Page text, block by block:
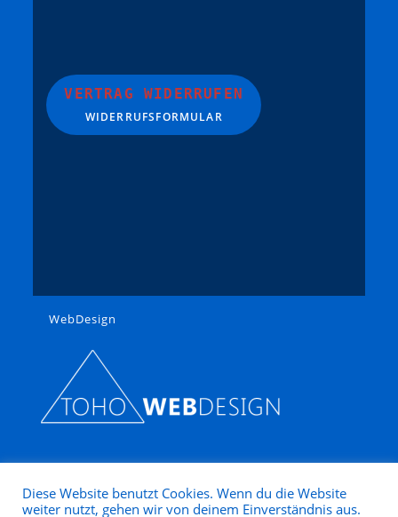
VERTRAG WIDERRUFEN
WIDERRUFSFORMULAR
WebDesign
Diese Website benutzt Cookies. Wenn du die Website
weiter nutzt, gehen wir von deinem Einverständnis aus.